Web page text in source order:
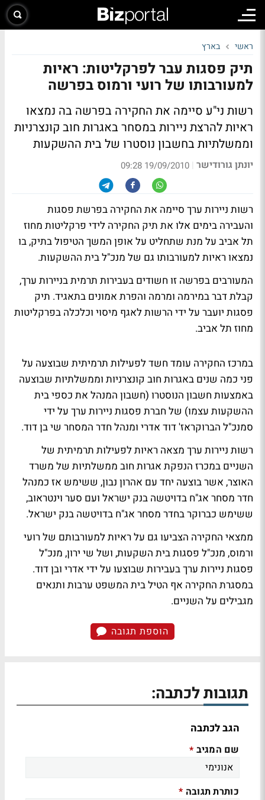
ראשי בארץ
תיק פסגות עבר לפרקליטות: ראיות
למעורבותו של רועי ורמוס בפרשה
רשות ני"ע סיימה את החקירה בפרשה בה נמצאו
ראיות להרצת ניירות במסחר באגרות חוב קונצרניות
וממשלתיות בחשבון נוסטרו של בית ההשקעות
יונתן גורודישר |
19/09/2010 09:28
רשות ניירות ערך סיימה את החקירה בפרשת פסגות
והעבירה בימים אלו את תיק החקירה לידי פרקליטות מחוז
תל אביב על מנת שתחליט על אופן המשך הטיפול בתיק, בו
נמצאו ראיות למעורבותו גם של מנכ"ל בית ההשקעות.
המעורבים בפרשה זו חשודים בעבירות תרמית בניירות ערך,
קבלת דבר במירמה ומרמה והפרת אמונים בתאגיד. תיק
פסגות יועבר על ידי הרשות לאגף מיסוי וכלכלה בפרקליטות
מחוז תל אביב.
במרכז החקירה עומד חשד לפעילות תרמיתית שבוצעה על
פני כמה שנים באגרות חוב קונצרניות וממשלתיות שבוצעה
באמצעות חשבון הנוסטרו (חשבון המנהל את כספי בית
ההשקעות עצמו) של חברת פסגות ניירות ערך על ידי
סמנכ"ל הברוקראז' דוד אדרי ומנהל חדר המסחר שי בן דוד.
רשות ניירות ערך מצאה ראיות לפעילות תרמיתית של
השניים במכרז הנפקת אגרות חוב ממשלתיות של משרד
האוצר, אשר בוצעה יחד עם אהרון נבון, ששימש אז כמנהל
חדר מסחר אג"ח בדויטשה בנק ישראל ועם סער וינטראוב,
ששימש כברוקר בחדר מסחר אג"ח בדויטשה בנק ישראל.
ממצאי החקירה הצביעו גם על ראיות למעורבותם של רועי
ורמוס, מנכ"ל פסגות בית השקעות, ושל שי ירון, מנכ"ל
פסגות ניירות ערך בעבירות שבוצעו על ידי אדרי ובן דוד.
במסגרת החקירה אף הטיל בית המשפט ערבות ותנאים
מגבילים על השניים.
הוספת תגובה
תגובות לכתבה:
הגב לכתבה
שם המגיב *
כותרת תגובה *